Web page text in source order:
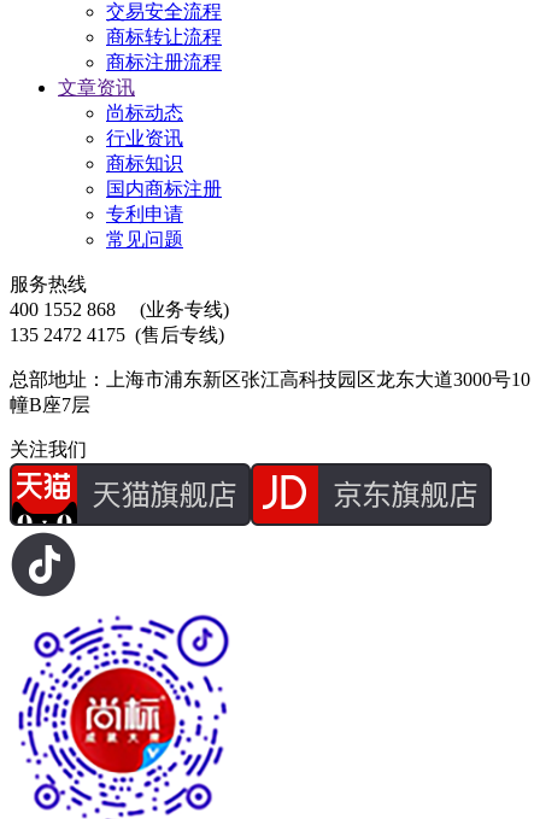
交易安全流程
商标转让流程
商标注册流程
文章资讯
尚标动态
行业资讯
商标知识
国内商标注册
专利申请
常见问题
服务热线
400 1552 868
(业务专线)
135 2472 4175 (售后专线)
总部地址：上海市浦东新区张江高科技园区龙东大道3000号10
幢B座7层
关注我们